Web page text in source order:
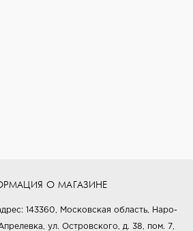
О МАГАЗИНЕ
143360, Московская область, Наро-
ул. Островского, д. 38, пом. 7,